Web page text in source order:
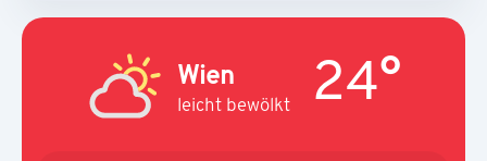
Wien
leicht bewölkt 24°